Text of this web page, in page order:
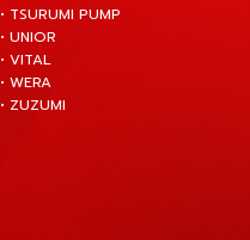
• TSURUMI PUMP
• UNIOR
• VITAL
• WERA
• ZUZUMI